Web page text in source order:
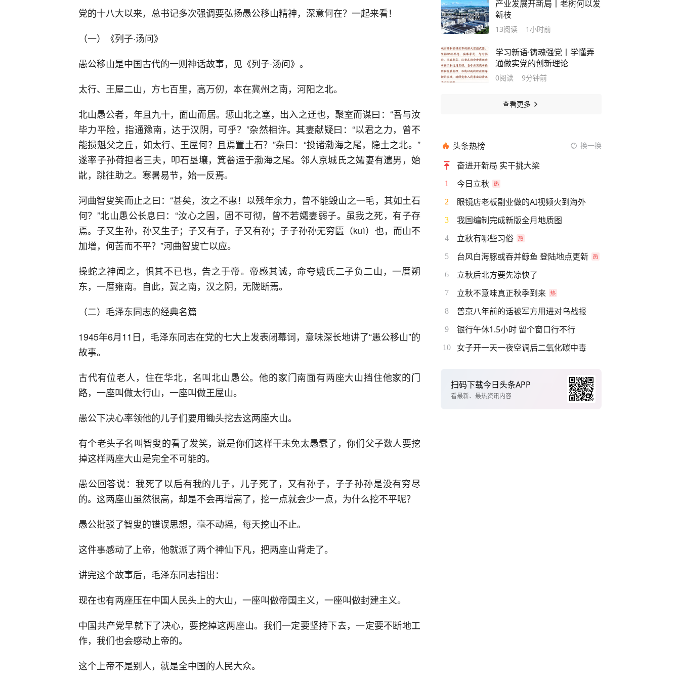
党的十八大以来，总书记多次强调要弘扬愚公移山精神，深意何在？一起来看！
（一）《列子·汤问》
愚公移山是中国古代的一则神话故事，见《列子·汤问》。
太行、王屋二山，方七百里，高万仞，本在冀州之南，河阳之北。
北山愚公者，年且九十，面山而居。惩山北之塞，出入之迂也，聚室而谋曰：“吾与汝
毕力平险，指通豫南，达于汉阴，可乎？”杂然相许。其妻献疑曰：“以君之力，曾不
能损魁父之丘，如太行、王屋何？且焉置土石？”杂曰：“投诸渤海之尾，隐土之北。”
遂率子孙荷担者三夫，叩石垦壤，箕畚运于渤海之尾。邻人京城氏之孀妻有遗男，始
龀，跳往助之。寒暑易节，始一反焉。
河曲智叟笑而止之曰：“甚矣，汝之不惠！以残年余力，曾不能毁山之一毛，其如土石
何？”北山愚公长息曰：“汝心之固，固不可彻，曾不若孀妻弱子。虽我之死，有子存
焉。子又生孙，孙又生子；子又有子，子又有孙；子子孙孙无穷匮（kuì）也，而山不
加增，何苦而不平？”河曲智叟亡以应。
操蛇之神闻之，惧其不已也，告之于帝。帝感其诚，命夸娥氏二子负二山，一厝朔
东，一厝雍南。自此，冀之南，汉之阴，无陇断焉。
（二）毛泽东同志的经典名篇
1945年6月11日，毛泽东同志在党的七大上发表闭幕词，意味深长地讲了“愚公移山”的
故事。
古代有位老人，住在华北，名叫北山愚公。他的家门南面有两座大山挡住他家的门
路，一座叫做太行山，一座叫做王屋山。
愚公下决心率领他的儿子们要用锄头挖去这两座大山。
有个老头子名叫智叟的看了发笑，说是你们这样干未免太愚蠢了，你们父子数人要挖
掉这样两座大山是完全不可能的。
愚公回答说：我死了以后有我的儿子，儿子死了，又有孙子，子子孙孙是没有穷尽
的。这两座山虽然很高，却是不会再增高了，挖一点就会少一点，为什么挖不平呢？
愚公批驳了智叟的错误思想，毫不动摇，每天挖山不止。
这件事感动了上帝，他就派了两个神仙下凡，把两座山背走了。
讲完这个故事后，毛泽东同志指出：
现在也有两座压在中国人民头上的大山，一座叫做帝国主义，一座叫做封建主义。
中国共产党早就下了决心，要挖掉这两座山。我们一定要坚持下去，一定要不断地工
作，我们也会感动上帝的。
这个上帝不是别人，就是全中国的人民大众。
产业发展开新局丨老树何以发
新枝
13阅读 1小时前
学习新语·铸魂强党丨学懂弄
通做实党的创新理论
0阅读 9分钟前
查看更多
头条热榜 换一换
奋进开新局 实干挑大梁
1 今日立秋
2 眼镜店老板副业做的AI视频火到海外
3 我国编制完成新版全月地质图
4 立秋有哪些习俗
5 台风白海豚或吞并鲸鱼 登陆地点更新
6 立秋后北方要先凉快了
7 立秋不意味真正秋季到来
8 普京八年前的话被军方用进对乌战报
9 银行午休1.5小时 留个窗口行不行
10 女子开一天一夜空调后二氧化碳中毒
扫码下载今日头条APP
看最新、最热资讯内容